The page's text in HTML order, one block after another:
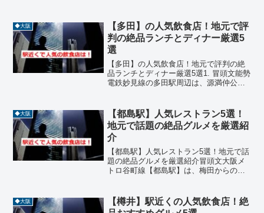
鳥、イタリアン、インド料理、ファミレ
スなどジャンル豊富な飲食...
◆大阪
【多田】の人気飲食店！地元で評
判の絶品ランチとディナー厳選5
選
【多田】の人気飲食店！地元で評判の絶
品ランチとディナー厳選5選1. 冒頭文能勢
電鉄妙見線の多田駅周辺は、源満仲公ゆ
宅地が共存しています。この地域には、
参拝客や地元住民に...
◆大阪
【都島駅】人気レストラン5選！
地元で話題の絶品グルメを厳選紹
介
【都島駅】人気レストラン5選！地元で話
題の絶品グルメを厳選紹介冒頭文大阪メ
トロ谷町線【都島駅】は、梅田からのア
島駅周辺には、地元の人々やグルメ通に
愛される飲食店が数多く...
◆大阪
【樽井】駅近くの人気飲食店！絶